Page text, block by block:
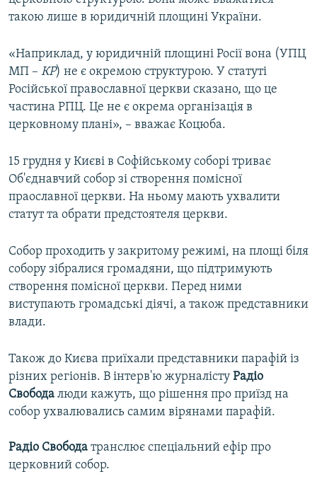
такою лише в юридичній площині України.
«Наприклад, у юридичній площині Росії вона (УПЦ
МП – КР) не є окремою структурою. У статуті
Російської православної церкви сказано, що це
частина РПЦ. Це не є окрема організація в
церковному плані», – вважає Коцюба.
15 грудня у Києві в Софійському соборі триває
Об'єднавчий собор зі створення помісної
праославної церкви. На ньому мають ухвалити
статут та обрати предстоятеля церкви.
Собор проходить у закритому режимі, на площі біля
собору зібралися громадяни, що підтримують
створення помісної церкви. Перед ними
виступають громадські діячі, а також представники
влади.
Також до Києва приїхали представники парафій із
різних регіонів. В інтерв'ю журналісту Радіо
Свобода люди кажуть, що рішення про приїзд на
собор ухвалювались самим вірянами парафій.
Радіо Свобода транслює спеціальний ефір про
церковний собор.